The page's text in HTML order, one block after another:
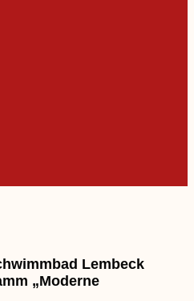
Lembeck
„Moderne